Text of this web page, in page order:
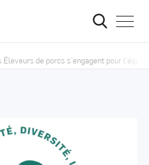
la
site
Éleveurs de porcs s’engagent pour